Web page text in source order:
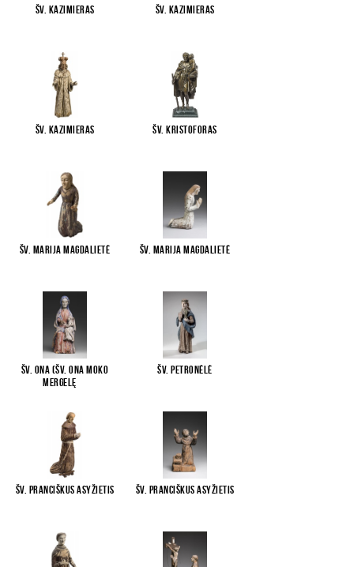
Šv. Kazimieras Šv. Kazimieras
Šv. Kazimieras Šv. Kristoforas
Šv. Marija Magdalietė Šv. Marija Magdalietė
Šv. Ona (Šv. Ona moko
Mergelę
Šv. Petronėlė
Šv. Pranciškus Asyžietis Šv. Pranciškus Asyžietis